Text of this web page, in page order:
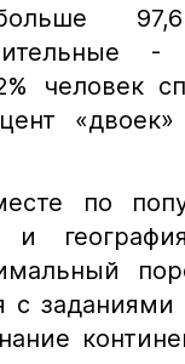
человек
по
и
с заданиями